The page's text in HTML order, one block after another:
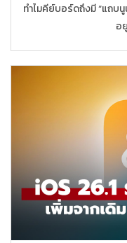
ทำไมคีย์บอร์ดถึงมี “แถบนู
อ